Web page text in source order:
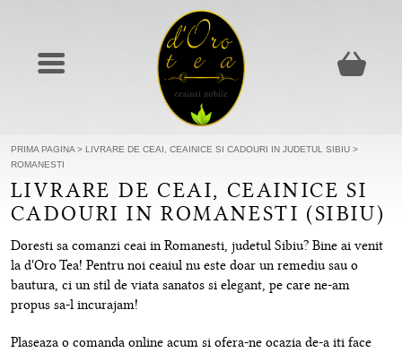
PRIMA PAGINA > LIVRARE DE CEAI, CEAINICE SI CADOURI IN JUDETUL SIBIU >
ROMANESTI
LIVRARE DE CEAI, CEAINICE SI
CADOURI IN ROMANESTI (SIBIU)
Doresti sa comanzi ceai in Romanesti, judetul Sibiu? Bine ai venit
la d'Oro Tea! Pentru noi ceaiul nu este doar un remediu sau o
bautura, ci un stil de viata sanatos si elegant, pe care ne-am
propus sa-l incurajam!
Plaseaza o comanda online acum si ofera-ne ocazia de-a iti face